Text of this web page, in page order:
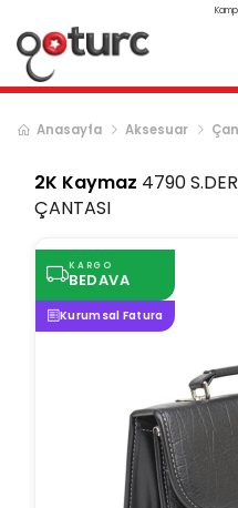
Anasayfa Aksesuar
2K Kaymaz 4790
ÇANTASI
KARGO
BEDAVA
Kurumsal Fatura